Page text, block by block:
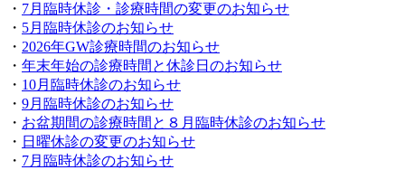
・ 7月臨時休診・診療時間の変更のお知らせ
・ 5月臨時休診のお知らせ
・ 2026年GW診療時間のお知らせ
・ 年末年始の診療時間と休診日のお知らせ
・ 10月臨時休診のお知らせ
・ 9月臨時休診のお知らせ
・ お盆期間の診療時間と８月臨時休診のお知らせ
・ 日曜休診の変更のお知らせ
・ 7月臨時休診のお知らせ